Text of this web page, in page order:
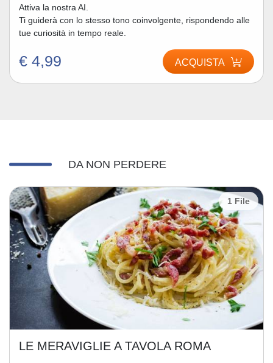
Attiva la nostra AI.
Ti guiderà con lo stesso tono coinvolgente, rispondendo alle
tue curiosità in tempo reale.
€ 4,99 ACQUISTA
DA NON PERDERE
1 File
LE MERAVIGLIE A TAVOLA ROMA